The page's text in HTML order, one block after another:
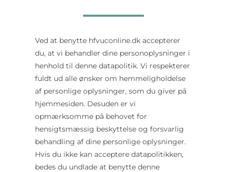
Vejledning
Tilmeld
Ved at benytte hfvuconline.dk accepterer
du, at vi behandler dine personoplysninger i
henhold til denne datapolitik. Vi respekterer
fuldt ud alle ønsker om hemmeligholdelse
af personlige oplysninger, som du giver på
hjemmesiden. Desuden er vi
opmærksomme på behovet for
hensigtsmæssig beskyttelse og forsvarlig
behandling af dine personlige oplysninger.
Hvis du ikke kan acceptere datapolitikken,
bedes du undlade at benytte denne